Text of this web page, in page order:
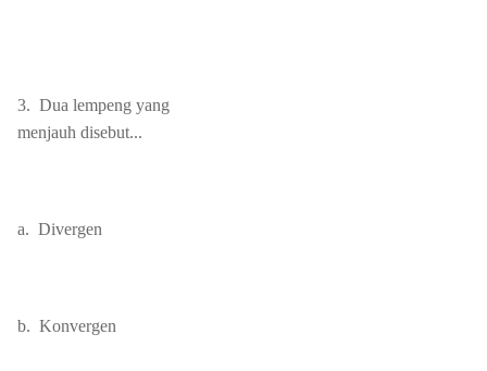
3. Dua lempeng yang
menjauh disebut...
a. Divergen
b. Konvergen